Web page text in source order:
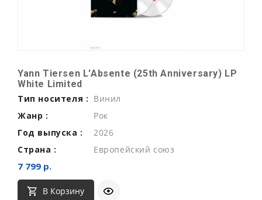
Yann Tiersen L'Absente (25th Anniversary) LP
White Limited
Тип носителя : Винил
Жанр :
Рок
Год выпуска :
2026
Страна :
Европейский союз
7 799 р.
В Корзину